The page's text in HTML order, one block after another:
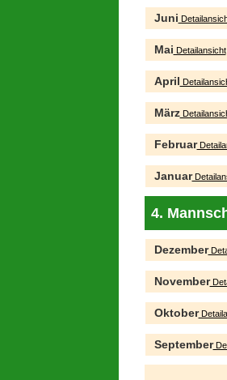
Juni
Mai Detailansicht
April
März
Februar
Januar
4.
Dezember
November
Oktober
September